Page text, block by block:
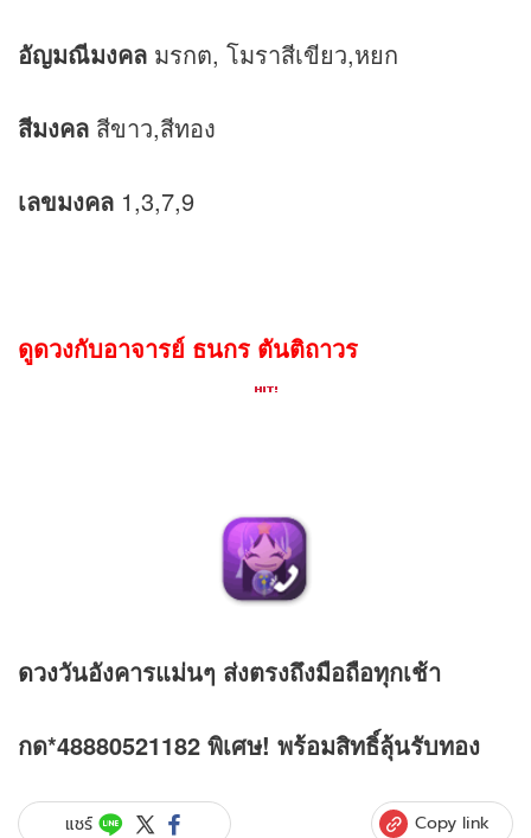
อัญมณีมงคล มรกต, โมราสีเขียว,หยก
สีมงคล สีขาว,สีทอง
เลขมงคล 1,3,7,9
ดูดวงกับอาจารย์ ธนกร ตันติถาวร
ดวงวันอังคารแม่นๆ ส่งตรงถึงมือถือทุกเช้า
กด*48880521182 พิเศษ! พร้อมสิทธิ์ลุ้นรับทอง
แชร์ Copy link